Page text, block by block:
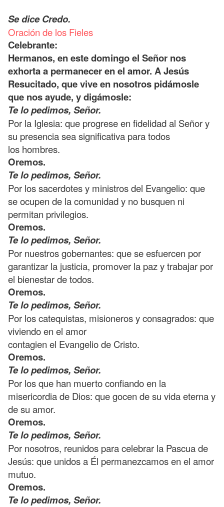
Se dice Credo.
Oración de los Fieles
Celebrante:
Hermanos, en este domingo el Señor nos
exhorta a permanecer en el amor. A Jesús
Resucitado, que vive en nosotros pidámosle
que nos ayude, y digámosle:
Te lo pedimos, Señor.
Por la Iglesia: que progrese en fidelidad al Señor y
su presencia sea significativa para todos
los hombres.
Oremos.
Te lo pedimos, Señor.
Por los sacerdotes y ministros del Evangelio: que
se ocupen de la comunidad y no busquen ni
permitan privilegios.
Oremos.
Te lo pedimos, Señor.
Por nuestros gobernantes: que se esfuercen por
garantizar la justicia, promover la paz y trabajar por
el bienestar de todos.
Oremos.
Te lo pedimos, Señor.
Por los catequistas, misioneros y consagrados: que
viviendo en el amor
contagien el Evangelio de Cristo.
Oremos.
Te lo pedimos, Señor.
Por los que han muerto confiando en la
misericordia de Dios: que gocen de su vida eterna y
de su amor.
Oremos.
Te lo pedimos, Señor.
Por nosotros, reunidos para celebrar la Pascua de
Jesús: que unidos a Él permanezcamos en el amor
mutuo.
Oremos.
Te lo pedimos, Señor.